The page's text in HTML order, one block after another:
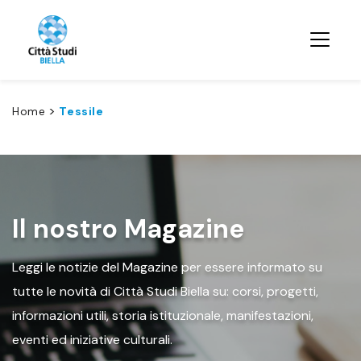
Home > Tessile
Il nostro Magazine
Leggi le notizie del Magazine per essere informato su
tutte le novità di Città Studi Biella su: corsi, progetti,
informazioni utili, storia istituzionale, manifestazioni,
eventi ed iniziative culturali.